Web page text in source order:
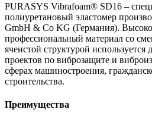
PURASYS Vibrafoam® SD16 –
полиуретановый эластомер
GmbH & Co KG (Германия).
профессиональный материал со
ячеистой структурой
проектов по виброзащите и
сферах машиностроения,
строительства.
Преимущества